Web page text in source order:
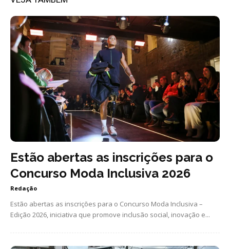
Estão abertas as inscrições para o
Concurso Moda Inclusiva 2026
Redação
Estão abertas as inscrições para o Concurso Moda Inclusiva –
Edição 2026, iniciativa que promove inclusão social, inovação e...